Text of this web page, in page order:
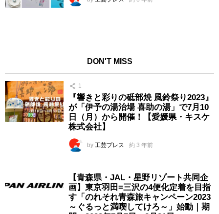
DON'T MISS
1
『響きと彩りの砥部焼 風鈴祭り2023』
が「伊予の湯治場 喜助の湯」で7月10
日（月）から開催！【愛媛県・キスケ
株式会社】
by 工芸プレス 約 3 年前
【青森県・JAL・星野リゾート共同企
画】東京羽田=三沢の4便化定着を目指
す「のれそれ青森旅キャンペーン2023
～ぐるっと満喫してけろ～」始動｜期